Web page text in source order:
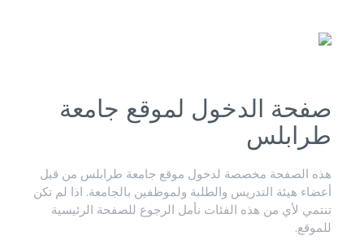
صفحة الدخول لموقع جامعة
طرابلس
هذه الصفحة مخصصة لدخول موقع جامعة طرابلس من قبل
أعضاء هيئة التدريس والطلبة ولموظفين بالجامعة. اذا لم تكن
تنتمي لأي من هذه الفئات نأمل الرجوع للصفحة الرئيسية
للموقع.